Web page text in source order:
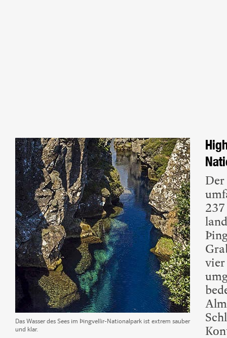
1 Geysir
2 Gullfoss
3 Silfra
4 Þingvellir
Das Wasser des Sees im Þingvellir-Nationalpark ist extrem sauber
und klar.
vier